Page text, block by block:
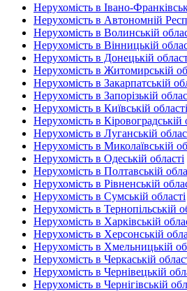
Нерухомість в Івано-
Нерухомість в Автономній
Нерухомість в Волинській
Нерухомість в Вінницькій
Нерухомість в Донецькій
Нерухомість в Житомирській
Нерухомість в Закарпатській
Нерухомість в Запорізькій
Нерухомість в Київській області
Нерухомість в Кіровоградській
Нерухомість в Луганській
Нерухомість в Миколаївській
Нерухомість в Одеській області
Нерухомість в Полтавській
Нерухомість в Рівненській
Нерухомість в Сумській області
Нерухомість в Тернопільській
Нерухомість в Харківській
Нерухомість в Херсонській
Нерухомість в Хмельницькій
Нерухомість в Черкаській
Нерухомість в Чернівецькій
Нерухомість в Чернігівській